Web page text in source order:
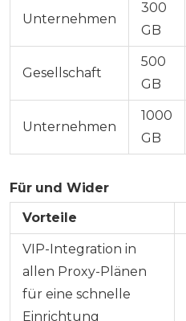
Unternehmen
300
GB
Gesellschaft
500
GB
Unternehmen
1000
GB
Für und Wider
Vorteile
VIP-Integration in
allen Proxy-Plänen
für eine schnelle
Einrichtung